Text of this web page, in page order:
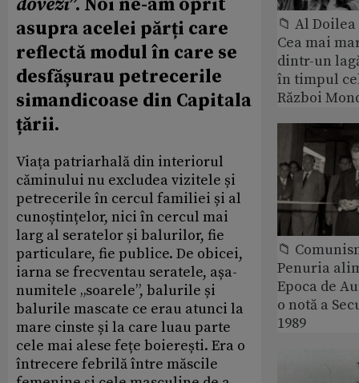
dovezi”. Noi ne-am oprit
asupra acelei părți care
reflectă modul în care se
desfășurau petrecerile
simandicoase din Capitala
țării.
Viața patriarhală din interiorul
căminului nu excludea vizitele și
petrecerile în cercul familiei și al
cunoștințelor, nici în cercul mai
larg al seratelor și balurilor, fie
particulare, fie publice. De obicei,
iarna se frecventau seratele, așa-
numitele „soarele”, balurile și
balurile mascate ce erau atunci la
mare cinste și la care luau parte
cele mai alese fețe boierești. Era o
întrecere febrilă între măscile
📁 Al
Cea mai
dintr-un
în timpul
Război
📁
Penuria
Epoca de
o notă a
1989